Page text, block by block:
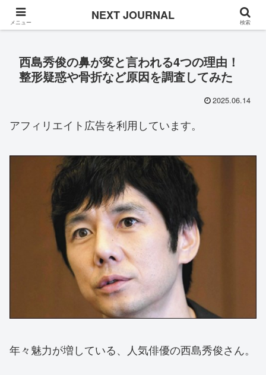
Once in a while
西島秀俊の鼻が変と言われる4つの理由！
整形疑惑や骨折など原因を調査してみた
2025.06.14
アフィリエイト広告を利用しています。
年々魅力が増している、人気俳優の西島秀俊さん。
メニュー NEXT JOURNAL 検索